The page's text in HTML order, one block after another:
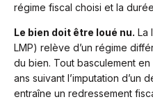
régime fiscal choisi et la
Le bien doit être loué nu. La
LMP) relève d’un régime
du bien. Tout basculement
ans suivant l’imputation d’un
entraîne un redressement